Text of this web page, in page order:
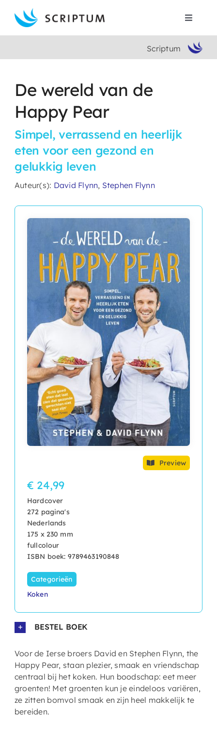
content
Toggle
Boeken
Auteurs
Contact
Search
for:
Scriptum
De wereld van de
Happy Pear
Simpel, verrassend en heerlijk
eten voor een gezond en
gelukkig leven
Auteur(s): David Flynn, Stephen Flynn
Preview
€ 24,99
Hardcover
272 pagina's
Nederlands
175 x 230 mm
fullcolour
ISBN boek: 9789463190848
Categorieën
Koken
BESTEL BOEK
Voor de Ierse broers David en Stephen Flynn, the
Happy Pear, staan plezier, smaak en vriendschap
centraal bij het koken. Hun boodschap: eet meer
groenten! Met groenten kun je eindeloos variëren,
ze zitten bomvol smaak en zijn heel makkelijk te
bereiden.